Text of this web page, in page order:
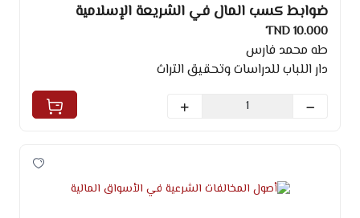
ضوابط كسب المال في الشريعة الإسلامية
10.000 TND
طه محمد فارس
دار اللباب للدراسات وتحقيق التراث